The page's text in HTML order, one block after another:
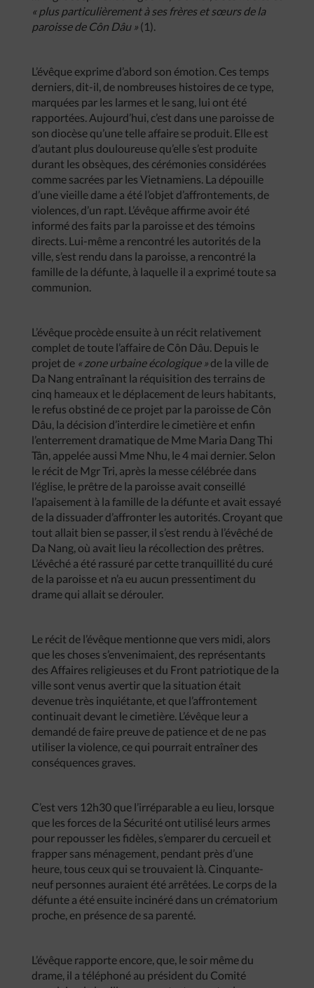
« plus particulièrement à ses frères et sœurs de la
paroisse de Côn Dâu » (1).
L’évêque exprime d’abord son émotion. Ces temps
derniers, dit-il, de nombreuses histoires de ce type,
marquées par les larmes et le sang, lui ont été
rapportées. Aujourd’hui, c’est dans une paroisse de
son diocèse qu’une telle affaire se produit. Elle est
d’autant plus douloureuse qu’elle s’est produite
durant les obsèques, des cérémonies considérées
comme sacrées par les Vietnamiens. La dépouille
d’une vieille dame a été l’objet d’affrontements, de
violences, d’un rapt. L’évêque affirme avoir été
informé des faits par la paroisse et des témoins
directs. Lui-même a rencontré les autorités de la
ville, s’est rendu dans la paroisse, a rencontré la
famille de la défunte, à laquelle il a exprimé toute sa
communion.
L’évêque procède ensuite à un récit relativement
complet de toute l’affaire de Côn Dâu. Depuis le
projet de « zone urbaine écologique » de la ville de
Da Nang entraînant la réquisition des terrains de
cinq hameaux et le déplacement de leurs habitants,
le refus obstiné de ce projet par la paroisse de Côn
Dâu, la décision d’interdire le cimetière et enfin
l’enterrement dramatique de Mme Maria Dang Thi
Tân, appelée aussi Mme Nhu, le 4 mai dernier. Selon
le récit de Mgr Tri, après la messe célébrée dans
l’église, le prêtre de la paroisse avait conseillé
l’apaisement à la famille de la défunte et avait essayé
de la dissuader d’affronter les autorités. Croyant que
tout allait bien se passer, il s’est rendu à l’évêché de
Da Nang, où avait lieu la récollection des prêtres.
L’évêché a été rassuré par cette tranquillité du curé
de la paroisse et n’a eu aucun pressentiment du
drame qui allait se dérouler.
Le récit de l’évêque mentionne que vers midi, alors
que les choses s’envenimaient, des représentants
des Affaires religieuses et du Front patriotique de la
ville sont venus avertir que la situation était
devenue très inquiétante, et que l’affrontement
continuait devant le cimetière. L’évêque leur a
demandé de faire preuve de patience et de ne pas
utiliser la violence, ce qui pourrait entraîner des
conséquences graves.
C’est vers 12h30 que l’irréparable a eu lieu, lorsque
que les forces de la Sécurité ont utilisé leurs armes
pour repousser les fidèles, s’emparer du cercueil et
frapper sans ménagement, pendant près d’une
heure, tous ceux qui se trouvaient là. Cinquante-
neuf personnes auraient été arrêtées. Le corps de la
défunte a été ensuite incinéré dans un crématorium
proche, en présence de sa parenté.
L’évêque rapporte encore, que, le soir même du
drame, il a téléphoné au président du Comité